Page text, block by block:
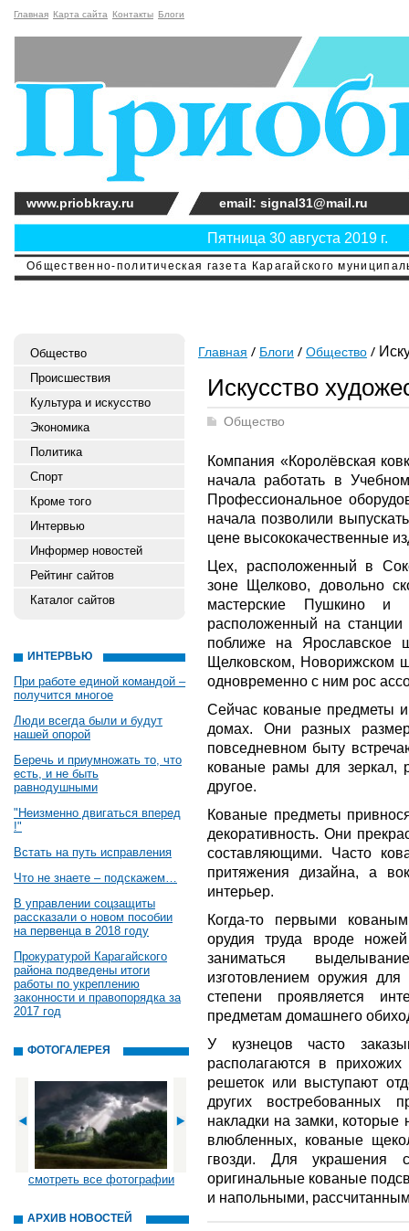
Главная Карта сайта Контакты Блоги
Общественно-политическая газета Карагайского
Пятница 30 августа 2019 г.
www.priobkray.ru email: signal31@mail.ru
Общество
Происшествия
Культура и искусство
Экономика
Политика
Спорт
Кроме того
Интервью
Информер новостей
Рейтинг сайтов
Каталог сайтов
ИНТЕРВЬЮ
При работе единой командой –
получится многое
Люди всегда были и будут
нашей опорой
Беречь и приумножать то, что
есть, и не быть
равнодушными
"Неизменно двигаться вперед
!"
Встать на путь исправления
Что не знаете – подскажем…
В управлении соцзащиты
рассказали о новом пособии
на первенца в 2018 году
Прокуратурой Карагайского
района подведены итоги
работы по укреплению
законности и правопорядка за
2017 год
ФОТОГАЛЕРЕЯ
смотреть все фотографии
АРХИВ НОВОСТЕЙ
Главная Блоги Общество
Искусство
Общество
Компания «Королёвская
начала работать в
Профессиональное
начала позволили
цене высококачественные
Цех, расположенный в
зоне Щелково, довольно
мастерские Пушкино и
расположенный на
поближе на Ярославское
Щелковском, Новорижском
одновременно с ним рос
Сейчас кованые предметы
домах. Они разных
повседневном быту
кованые рамы для зеркал,
другое.
Кованые предметы
декоративность. Они
составляющими. Часто
притяжения дизайна, а
интерьер.
Когда-то первыми
орудия труда вроде
заниматься
изготовлением оружия
степени проявляется
предметам домашнего
У кузнецов часто
располагаются в
решеток или выступают
других востребованных
накладки на замки,
влюбленных, кованые
гвозди. Для украшения
оригинальные кованые
и напольными,